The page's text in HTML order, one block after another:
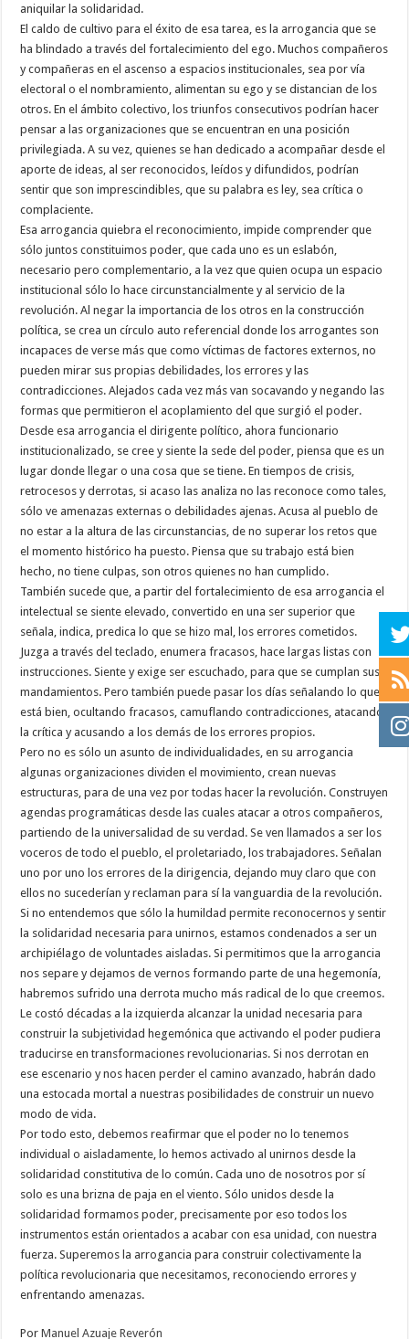
aniquilar la solidaridad.
El caldo de cultivo para el éxito de esa tarea, es la arrogancia que se
ha blindado a través del fortalecimiento del ego. Muchos compañeros
y compañeras en el ascenso a espacios institucionales, sea por vía
electoral o el nombramiento, alimentan su ego y se distancian de los
otros. En el ámbito colectivo, los triunfos consecutivos podrían hacer
pensar a las organizaciones que se encuentran en una posición
privilegiada. A su vez, quienes se han dedicado a acompañar desde el
aporte de ideas, al ser reconocidos, leídos y difundidos, podrían
sentir que son imprescindibles, que su palabra es ley, sea crítica o
complaciente.
Esa arrogancia quiebra el reconocimiento, impide comprender que
sólo juntos constituimos poder, que cada uno es un eslabón,
necesario pero complementario, a la vez que quien ocupa un espacio
institucional sólo lo hace circunstancialmente y al servicio de la
revolución. Al negar la importancia de los otros en la construcción
política, se crea un círculo auto referencial donde los arrogantes son
incapaces de verse más que como víctimas de factores externos, no
pueden mirar sus propias debilidades, los errores y las
contradicciones. Alejados cada vez más van socavando y negando las
formas que permitieron el acoplamiento del que surgió el poder.
Desde esa arrogancia el dirigente político, ahora funcionario
institucionalizado, se cree y siente la sede del poder, piensa que es un
lugar donde llegar o una cosa que se tiene. En tiempos de crisis,
retrocesos y derrotas, si acaso las analiza no las reconoce como tales,
sólo ve amenazas externas o debilidades ajenas. Acusa al pueblo de
no estar a la altura de las circunstancias, de no superar los retos que
el momento histórico ha puesto. Piensa que su trabajo está bien
hecho, no tiene culpas, son otros quienes no han cumplido.
También sucede que, a partir del fortalecimiento de esa arrogancia el
intelectual se siente elevado, convertido en una ser superior que
señala, indica, predica lo que se hizo mal, los errores cometidos.
Juzga a través del teclado, enumera fracasos, hace largas listas con
instrucciones. Siente y exige ser escuchado, para que se cumplan sus
mandamientos. Pero también puede pasar los días señalando lo que
está bien, ocultando fracasos, camuflando contradicciones, atacando
la crítica y acusando a los demás de los errores propios.
Pero no es sólo un asunto de individualidades, en su arrogancia
algunas organizaciones dividen el movimiento, crean nuevas
estructuras, para de una vez por todas hacer la revolución. Construyen
agendas programáticas desde las cuales atacar a otros compañeros,
partiendo de la universalidad de su verdad. Se ven llamados a ser los
voceros de todo el pueblo, el proletariado, los trabajadores. Señalan
uno por uno los errores de la dirigencia, dejando muy claro que con
ellos no sucederían y reclaman para sí la vanguardia de la revolución.
Si no entendemos que sólo la humildad permite reconocernos y sentir
la solidaridad necesaria para unirnos, estamos condenados a ser un
archipiélago de voluntades aisladas. Si permitimos que la arrogancia
nos separe y dejamos de vernos formando parte de una hegemonía,
habremos sufrido una derrota mucho más radical de lo que creemos.
Le costó décadas a la izquierda alcanzar la unidad necesaria para
construir la subjetividad hegemónica que activando el poder pudiera
traducirse en transformaciones revolucionarias. Si nos derrotan en
ese escenario y nos hacen perder el camino avanzado, habrán dado
una estocada mortal a nuestras posibilidades de construir un nuevo
modo de vida.
Por todo esto, debemos reafirmar que el poder no lo tenemos
individual o aisladamente, lo hemos activado al unirnos desde la
solidaridad constitutiva de lo común. Cada uno de nosotros por sí
solo es una brizna de paja en el viento. Sólo unidos desde la
solidaridad formamos poder, precisamente por eso todos los
instrumentos están orientados a acabar con esa unidad, con nuestra
fuerza. Superemos la arrogancia para construir colectivamente la
política revolucionaria que necesitamos, reconociendo errores y
enfrentando amenazas.
PorManuel Azuaje Reverón